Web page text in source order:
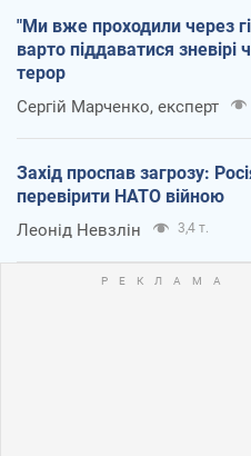
"Ми вже проходили через
варто піддаватися зневірі
терор
Сергій Марченко, експерт
Захід проспав загрозу:
перевірити НАТО війною
Леонід Невзлін 3,4 т.